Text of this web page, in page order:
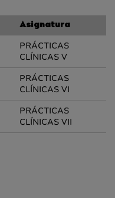
Asignatura
PRÁCTICAS
CLÍNICAS V
PRÁCTICAS
CLÍNICAS VI
PRÁCTICAS
CLÍNICAS VII